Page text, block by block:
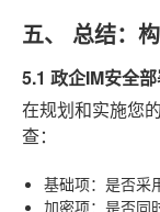
五、 总结：
5.1 政企IM安全
在规划和实施您
查：
基础项：是否采
加密项：是否同